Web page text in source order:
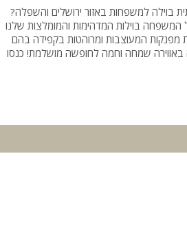
בוילה למשפחות באזור ירושלים והשפלה?
בוילות המדהימות והמומלצות שלנו
מפנקות המעוצבות ומרוהטות בקפידה בהם
שמחה וחמה לחופשה מושלמת! כנסו